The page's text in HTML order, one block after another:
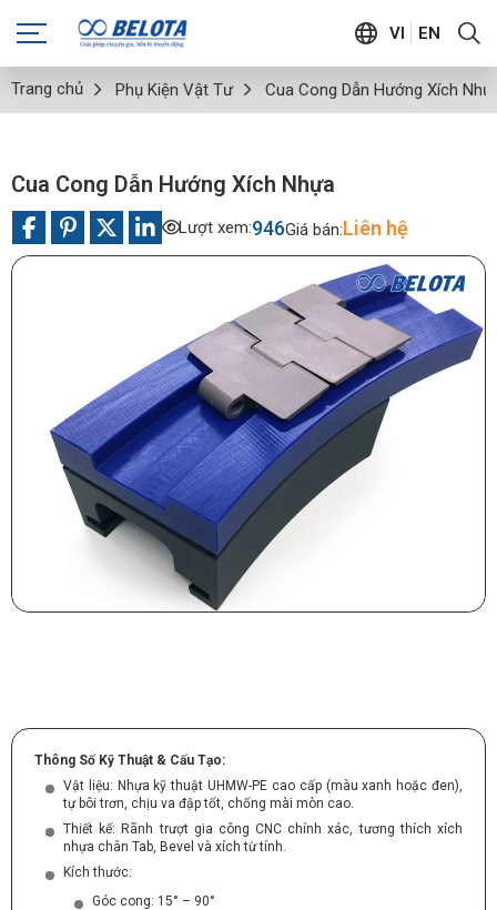
VI EN
Trang chủ Phụ Kiện Vật Tư Cua Cong Dẫn Hướng Xích
Cua Cong Dẫn Hướng Xích Nhựa
Lượt xem:946Giá bán:Liên hệ
Thông Số Kỹ Thuật & Cấu Tạo:
Vật liệu: Nhựa kỹ thuật UHMW-PE cao cấp (màu xanh hoặc đen),
tự bôi trơn, chịu va đập tốt, chống mài mòn cao.
Thiết kế: Rãnh trượt gia công CNC chính xác, tương thích xích
nhựa chân Tab, Bevel và xích từ tính.
Kích thước:
Góc cong: 15° – 90°